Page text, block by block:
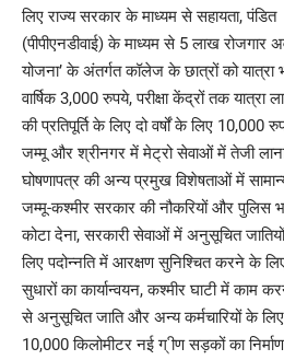
लिए राज्य सरकार के माध्यम से सहायता, पंडित
(पीपीएनडीवाई) के माध्यम से 5 लाख रोजगार
योजना’ के अंतर्गत कॉलेज के छात्रों को
वार्षिक 3,000 रुपये, परीक्षा केंद्रों तक
की प्रतिपूर्ति के लिए दो वर्षों के लिए 10,000
जम्मू और श्रीनगर में मेट्रो सेवाओं में तेजी
घोषणापत्र की अन्य प्रमुख विशेषताओं में
जम्मू-कश्मीर सरकार की नौकरियों और पुलिस
कोटा देना, सरकारी सेवाओं में अनुसूचित
लिए पदोन्नति में आरक्षण सुनिश्चित करने के
सुधारों का कार्यान्वयन, कश्मीर घाटी में काम
से अनुसूचित जाति और अन्य कर्मचारियों के लिए
10,000 किलोमीटर नई ग् ीण सड़कों का